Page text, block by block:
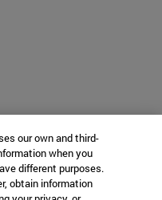
our own and third-
when you
different purposes.
obtain information